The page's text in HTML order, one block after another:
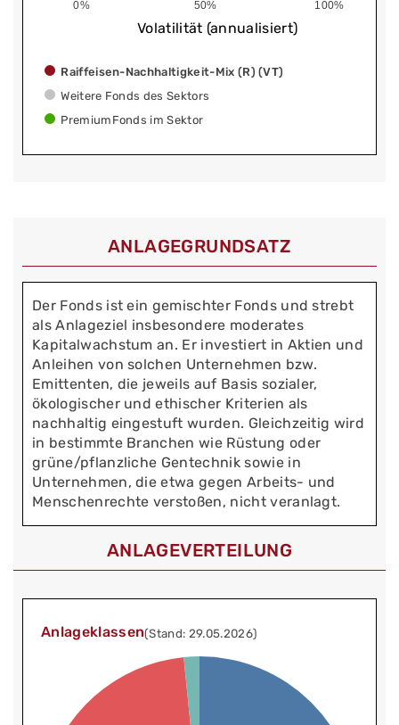
0% 50% 100%
Volatilität (annualisiert)
Raiffeisen-Nachhaltigkeit-Mix (R) (VT)
Weitere Fonds des Sektors
PremiumFonds im Sektor
ANLAGEGRUNDSATZ
Der Fonds ist ein gemischter Fonds und strebt
als Anlageziel insbesondere moderates
Kapitalwachstum an. Er investiert in Aktien und
Anleihen von solchen Unternehmen bzw.
Emittenten, die jeweils auf Basis sozialer,
ökologischer und ethischer Kriterien als
nachhaltig eingestuft wurden. Gleichzeitig wird
in bestimmte Branchen wie Rüstung oder
grüne/pflanzliche Gentechnik sowie in
Unternehmen, die etwa gegen Arbeits- und
Menschenrechte verstoßen, nicht veranlagt.
ANLAGEVERTEILUNG
Anlageklassen(Stand: 29.05.2026)